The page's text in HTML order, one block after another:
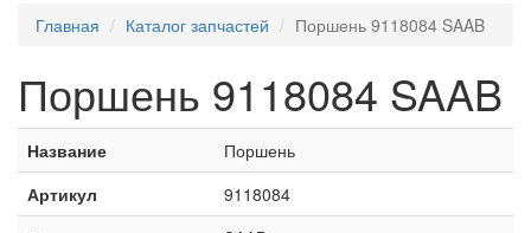
Главная Каталог запчастей Поршень 9118084 SAAB
Поршень 9118084 SAAB
Название
Поршень
Артикул
9118084